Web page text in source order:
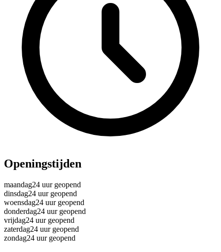
Openingstijden
maandag24 uur geopend
dinsdag24 uur geopend
woensdag24 uur geopend
donderdag24 uur geopend
vrijdag24 uur geopend
zaterdag24 uur geopend
zondag24 uur geopend